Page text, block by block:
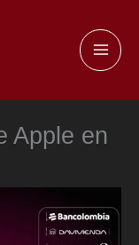
Apple en